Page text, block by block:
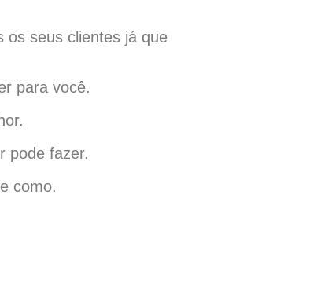
os seus clientes já que
para você.
pode fazer.
como.